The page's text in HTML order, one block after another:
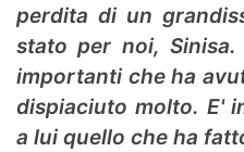
perdita di un
stato per noi,
importanti che ha
dispiaciuto molto. E'
a lui quello che ha